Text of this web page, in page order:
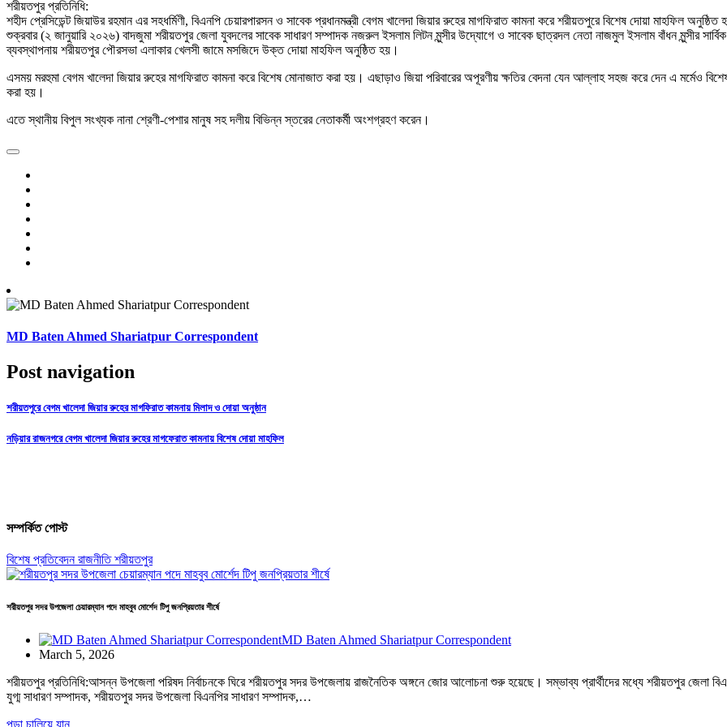
শরীয়তপুর প্রতিনিধি:
শহীদ প্রেসিডেন্ট জিয়াউর রহমান এর সহধর্মিণী, বিএনপি চেয়ারপারসন ও সাবেক প্রধানমন্ত্রী বেগম খালেদা জিয়ার রুহের মাগফিরাত কামনা করে শরীয়তপুরে বিশেষ দোয়া মাহফিল অনুষ্ঠিত
শুক্রবার (২ জানুয়ারি ২০২৬) বাদজুমা শরীয়তপুর জেলা যুবদলের সাবেক সাধারণ সম্পাদক নজরুল ইসলাম লিটন মুন্সীর উদ্যোগে ও সাবেক ছাত্রদল নেতা নাজমুল ইসলাম বাঁধন মুন্সীর সার্বিক
ব্যবস্থাপনায় শরীয়তপুর পৌরসভা এলাকার খেলসী জামে মসজিদে উক্ত দোয়া মাহফিল অনুষ্ঠিত হয়।
এসময় মরহুমা বেগম খালেদা জিয়ার রুহের মাগফিরাত কামনা করে বিশেষ মোনাজাত করা হয়। এছাড়াও জিয়া পরিবারের অপূরণীয় ক্ষতির বেদনা যেন আল্লাহ সহজ করে দেন এ মর্মেও
করা হয়।
এতে স্থানীয় বিপুল সংখ্যক নানা শ্রেণী-পেশার মানুষ সহ দলীয় বিভিন্ন স্তরের নেতাকর্মী অংশগ্রহণ করেন।
MD Baten Ahmed Shariatpur Correspondent
Post navigation
শরীয়তপুরে বেগম খালেদা জিয়ার রুহের মাগফিরাত কামনায় মিলাদ ও দোয়া অনুষ্ঠান
নড়িয়ার রাজনগরে বেগম খালেদা জিয়ার রুহের মাগফেরাত কামনায় বিশেষ দোয়া মাহফিল
সম্পর্কিত পোস্ট
বিশেষ প্রতিবেদনরাজনীতিশরীয়তপুর
শরীয়তপুর সদর উপজেলা চেয়ারম্যান পদে মাহবুব মোর্শেদ টিপু জনপ্রিয়তার শীর্ষে
MD Baten Ahmed Shariatpur Correspondent
March 5, 2026
শরীয়তপুর প্রতিনিধি:আসন্ন উপজেলা পরিষদ নির্বাচনকে ঘিরে শরীয়তপুর সদর উপজেলায় রাজনৈতিক অঙ্গনে জোর আলোচনা শুরু হয়েছে। সম্ভাব্য প্রার্থীদের মধ্যে শরীয়তপুর জেলা
যুগ্ম সাধারণ সম্পাদক, শরীয়তপুর সদর উপজেলা বিএনপির সাধারণ সম্পাদক,…